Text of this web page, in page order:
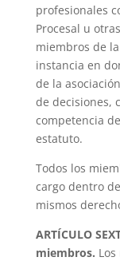
profesionales
Procesal u
miembros de
instancia en
de la
de decisiones,
competencia
estatuto.
Todos los
cargo dentro
mismos
ARTÍCULO
miembros.